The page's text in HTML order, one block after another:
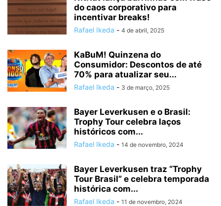
do caos corporativo para
incentivar breaks!
Rafael Ikeda - 4 de abril, 2025
KaBuM! Quinzena do
Consumidor: Descontos de até
70% para atualizar seu...
Rafael Ikeda - 3 de março, 2025
Bayer Leverkusen e o Brasil:
Trophy Tour celebra laços
históricos com...
Rafael Ikeda - 14 de novembro, 2024
Bayer Leverkusen traz “Trophy
Tour Brasil” e celebra temporada
histórica com...
Rafael Ikeda - 11 de novembro, 2024